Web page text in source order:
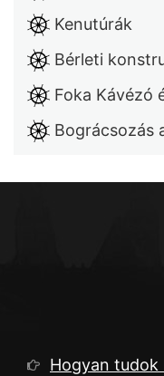
Kenutúrák
Bérleti
Foka Kávézó
Bográcsozás
Hogyan